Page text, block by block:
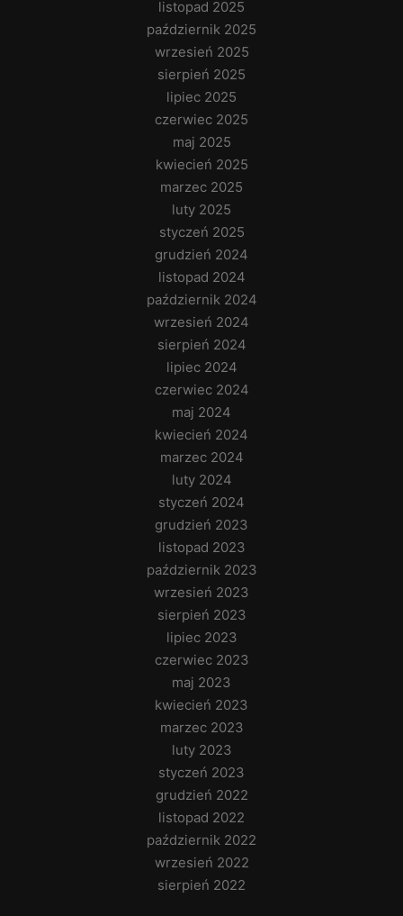
listopad 2025
październik 2025
wrzesień 2025
sierpień 2025
lipiec 2025
czerwiec 2025
maj 2025
kwiecień 2025
marzec 2025
luty 2025
styczeń 2025
grudzień 2024
listopad 2024
październik 2024
wrzesień 2024
sierpień 2024
lipiec 2024
czerwiec 2024
maj 2024
kwiecień 2024
marzec 2024
luty 2024
styczeń 2024
grudzień 2023
listopad 2023
październik 2023
wrzesień 2023
sierpień 2023
lipiec 2023
czerwiec 2023
maj 2023
kwiecień 2023
marzec 2023
luty 2023
styczeń 2023
grudzień 2022
listopad 2022
październik 2022
wrzesień 2022
sierpień 2022